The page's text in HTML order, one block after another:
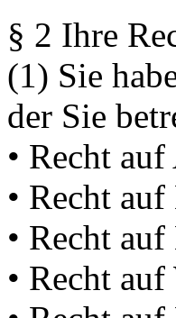
§ 2 Ihre
(1) Sie
der Sie
• Recht
• Recht
• Recht
• Recht